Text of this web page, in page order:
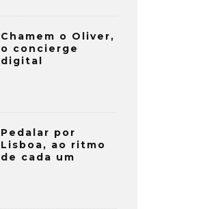
Chamem o Oliver,
o concierge
digital
Pedalar por
Lisboa, ao ritmo
de cada um